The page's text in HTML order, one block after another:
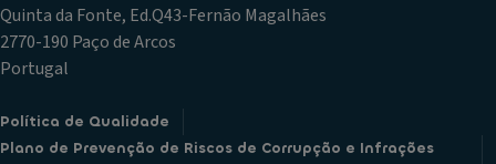
Quinta da Fonte, Ed.Q43-Fernão Magalhães
2770-190 Paço de Arcos
Portugal
Política de Qualidade
Plano de Prevenção de Riscos de Corrupção e Infrações